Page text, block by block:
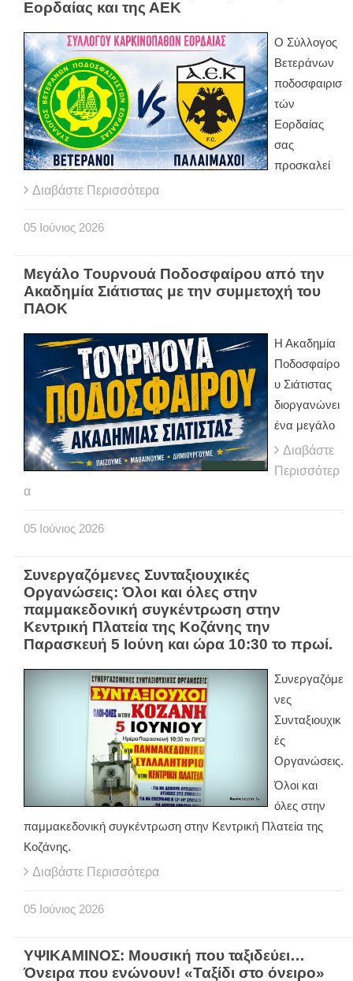
Εορδαίας και της ΑΕΚ
Ο Σύλλογος
Βετεράνων
ποδοσφαιρισ
τών
Εορδαίας
σας
προσκαλεί
Διαβάστε Περισσότερα
05 Ιούνιος 2026
Μεγάλο Τουρνουά Ποδοσφαίρου από την
Ακαδημία Σιάτιστας με την συμμετοχή του
ΠΑΟΚ
Η Ακαδημία
Ποδοσφαίρο
υ Σιάτιστας
διοργανώνει
ένα μεγάλο
Διαβάστε
Περισσότερ
α
05 Ιούνιος 2026
Συνεργαζόμενες Συνταξιουχικές
Οργανώσεις: Όλοι και όλες στην
παμμακεδονική συγκέντρωση στην
Κεντρική Πλατεία της Κοζάνης την
Παρασκευή 5 Ιούνη και ώρα 10:30 το πρωί.
Συνεργαζόμε
νες
Συνταξιουχικ
ές
Οργανώσεις.
Όλοι και
όλες στην
παμμακεδονική συγκέντρωση στην Κεντρική Πλατεία της
Κοζάνης.
Διαβάστε Περισσότερα
05 Ιούνιος 2026
ΥΨΙΚΑΜΙΝΟΣ: Μουσική που ταξιδεύει…
Όνειρα που ενώνουν! «Ταξίδι στο όνειρο»